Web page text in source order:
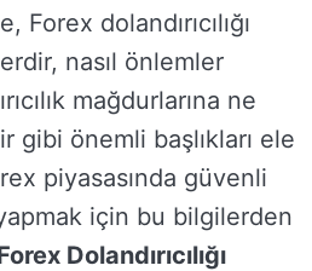
Forex dolandırıcılığı
nasıl önlemler
mağdurlarına ne
gibi önemli başlıkları ele
piyasasında güvenli
için bu bilgilerden
Dolandırıcılığı